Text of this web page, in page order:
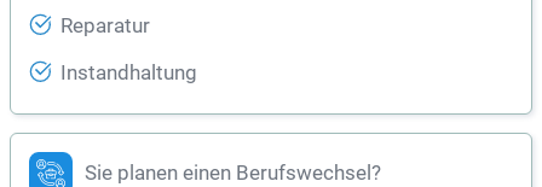
Reparatur
Instandhaltung
Sie planen einen Berufswechsel?